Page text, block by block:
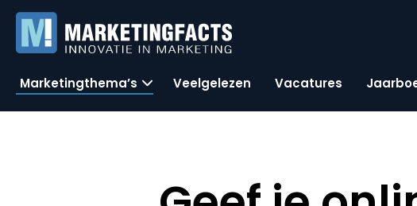
Marketingthema’s Veelgelezen Vacatures